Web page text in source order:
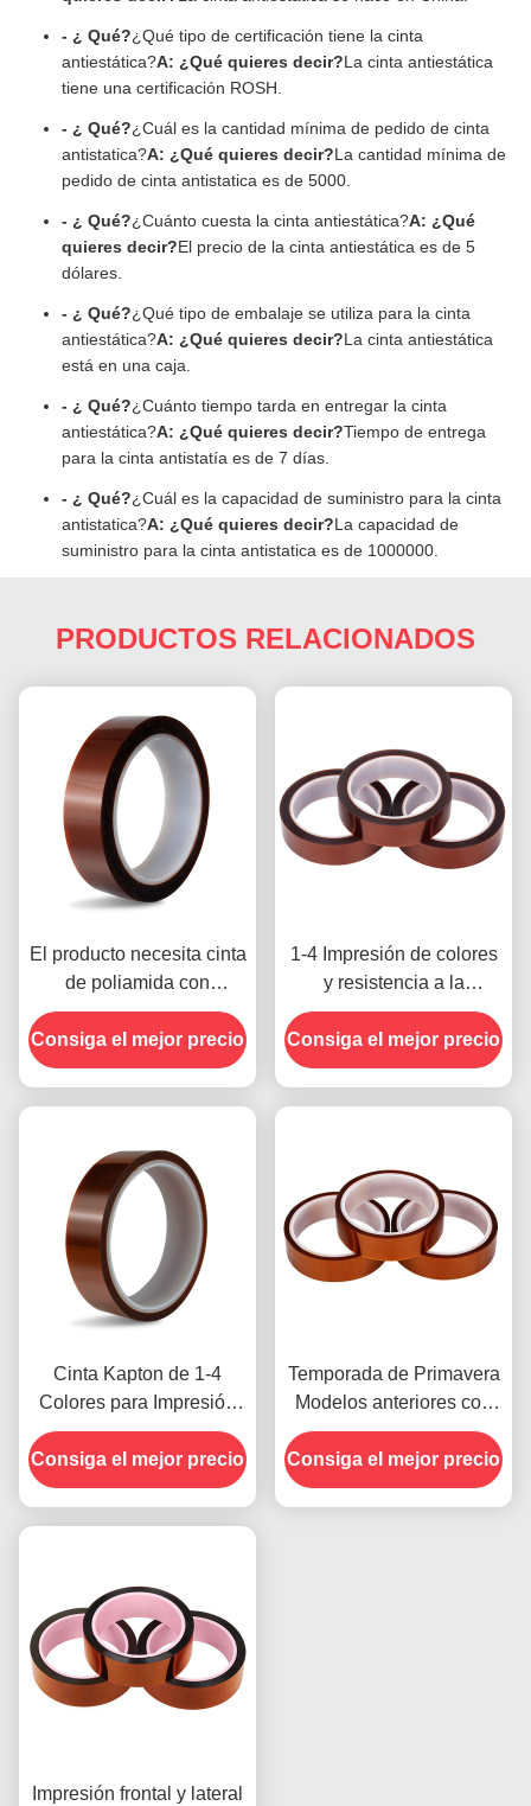
- ¿ Qué?¿Qué tipo de certificación tiene la cinta
antiestática?A: ¿Qué quieres decir?La cinta antiestática
tiene una certificación ROSH.
- ¿ Qué?¿Cuál es la cantidad mínima de pedido de cinta
antistatica?A: ¿Qué quieres decir?La cantidad mínima de
pedido de cinta antistatica es de 5000.
- ¿ Qué?¿Cuánto cuesta la cinta antiestática?A: ¿Qué
quieres decir?El precio de la cinta antiestática es de 5
dólares.
- ¿ Qué?¿Qué tipo de embalaje se utiliza para la cinta
antiestática?A: ¿Qué quieres decir?La cinta antiestática
está en una caja.
- ¿ Qué?¿Cuánto tiempo tarda en entregar la cinta
antiestática?A: ¿Qué quieres decir?Tiempo de entrega
para la cinta antistatía es de 7 días.
- ¿ Qué?¿Cuál es la capacidad de suministro para la cinta
antistatica?A: ¿Qué quieres decir?La capacidad de
suministro para la cinta antistatica es de 1000000.
PRODUCTOS RELACIONADOS
El producto necesita cinta
de poliamida con
resistencia a la tensión
de 1000V
Consiga el mejor precio
1-4 Impresión de colores
y resistencia a la
temperatura -10C-80C
Método de pago con
tarjeta de crédito para
Consiga el mejor precio
Cinta Kapton de 1-4
Colores para Impresión
en la Cara Delantera
Consiga el mejor precio
Temporada de Primavera
Modelos anteriores con
Resistencia a la
Humedad y Resistencia
al Despegue de
Consiga el mejor precio
Impresión frontal y lateral